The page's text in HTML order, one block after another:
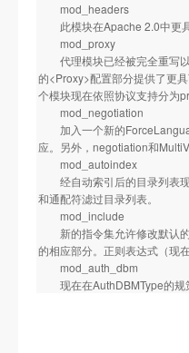
mod_headers
此模块在Apache 2.0中更具
mod_proxy
代理模块已经被完全重写以
的<Proxy>配置部分提供了更
个模块现在依照协议支持分为
mod_negotiation
加入一个新的
应。另外，negotiation和
mod_autoindex
经自动索引后的目录列表现
和通配符滤过目录列表。
mod_include
新的指令集允许修改默认的
的相应部分。正则表达式（现
mod_auth_dbm
现在在AuthDBMType的规